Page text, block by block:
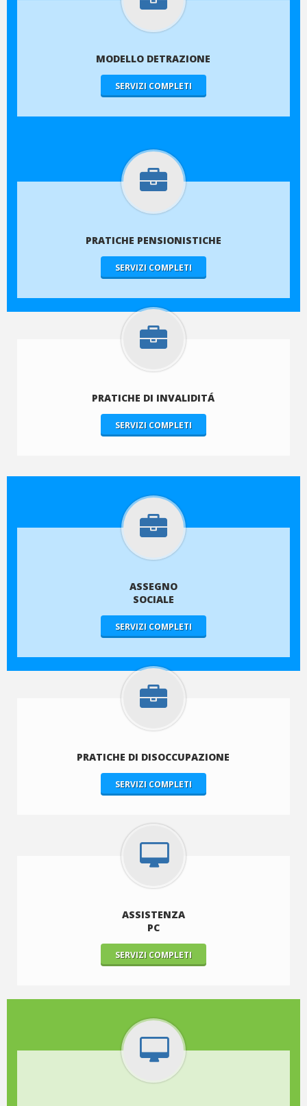
MODELLO DETRAZIONE
SERVIZI COMPLETI
PRATICHE PENSIONISTICHE
SERVIZI COMPLETI
PRATICHE DI INVALIDITÁ
SERVIZI COMPLETI
ASSEGNO
SOCIALE
SERVIZI COMPLETI
PRATICHE DI DISOCCUPAZIONE
SERVIZI COMPLETI
ASSISTENZA
PC
SERVIZI COMPLETI